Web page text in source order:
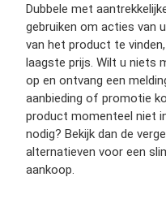
Dubbele met
gebruiken om acties van
van het product te
laagste prijs. Wilt u niets
op en ontvang een
aanbieding of promotie
product momenteel niet
nodig? Bekijk dan de
alternatieven voor een
aankoop.